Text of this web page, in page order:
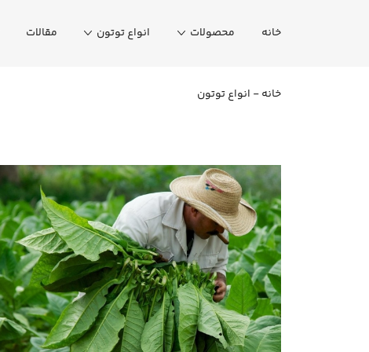
خانه محصولات انواع توتون مقالات
خانه- انواع توتون